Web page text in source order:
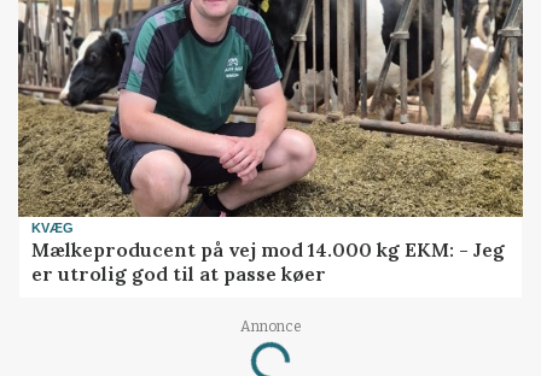
KVÆG
Mælkeproducent på vej mod 14.000 kg EKM: - Jeg
er utrolig god til at passe køer
Annonce
Loading...